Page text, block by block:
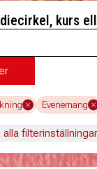
kurs
Evenemang
alla filterinställningar